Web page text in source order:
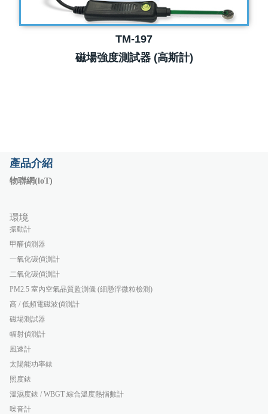
TM-197
磁場強度測試器 (高斯計)
產品介紹
物聯網(loT)
環境
振動計
甲醛偵測器
一氧化碳偵測計
二氧化碳偵測計
PM2.5 室內空氣品質監測儀 (細懸浮微粒檢測)
高 / 低頻電磁波偵測計
磁場測試器
輻射偵測計
風速計
太陽能功率錶
照度錶
溫濕度錶 / WBGT 綜合溫度熱指數計
噪音計